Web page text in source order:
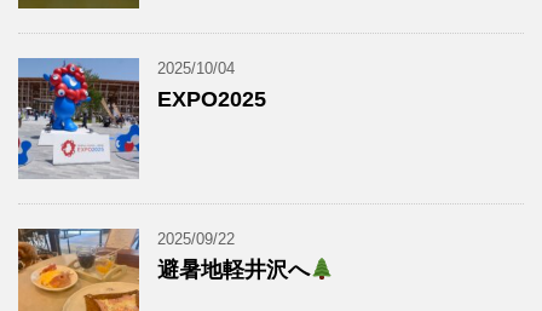
2025/10/04
EXPO2025
2025/09/22
避暑地軽井沢へ